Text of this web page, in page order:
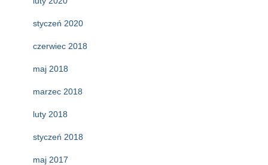
styczeń 2020
czerwiec 2018
maj 2018
marzec 2018
luty 2018
styczeń 2018
maj 2017